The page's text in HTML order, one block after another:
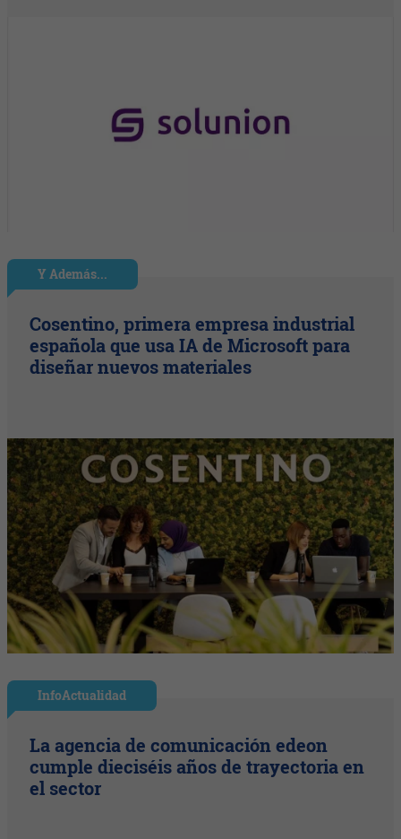
Y Además...
Cosentino, primera empresa industrial
española que usa IA de Microsoft para
diseñar nuevos materiales
InfoActualidad
La agencia de comunicación edeon
cumple dieciséis años de trayectoria en
el sector